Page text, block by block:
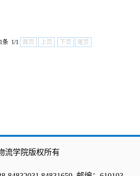
条 1/1
首页 上页 下页 尾页
流学院版权所有